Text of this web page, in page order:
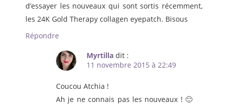
d’essayer les nouveaux qui sont sortis récemment,
les 24K Gold Therapy collagen eyepatch. Bisous
Répondre
Myrtilla dit :
11 novembre 2015 à 22:49
Coucou Atchia !
Ah je ne connais pas les nouveaux ! 🙂